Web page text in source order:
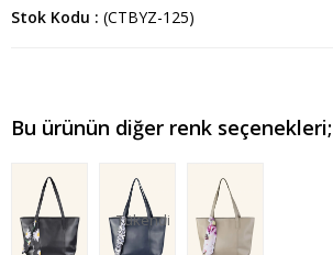
Stok Kodu (CTBYZ-125)
Bu ürünün diğer renk seçenekleri;
Tükendi